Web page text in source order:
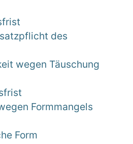
des
wegen Täuschung
Formmangels
Form